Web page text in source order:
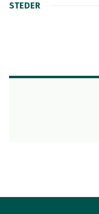
STEDER